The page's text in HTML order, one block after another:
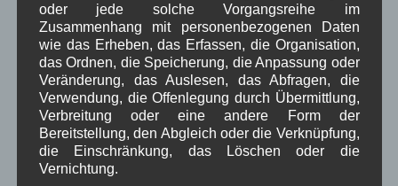
Dezember 2021(7)
November 2021(9)
Oktober 2021(8)
September 2021 (8)
August 2021(4)
Juli 2021(10)
Juni 2021(9)
Mai 2021(5)
April 2021(4)
März 2021(3)
oder jede solche Vorgangsreihe im
Zusammenhang mit personenbezogenen Daten
wie das Erheben, das Erfassen, die Organisation,
das Ordnen, die Speicherung, die Anpassung oder
Veränderung, das Auslesen, das Abfragen, die
Verwendung, die Offenlegung durch Übermittlung,
Verbreitung oder eine andere Form der
Bereitstellung, den Abgleich oder die Verknüpfung,
die Einschränkung, das Löschen oder die
Vernichtung.